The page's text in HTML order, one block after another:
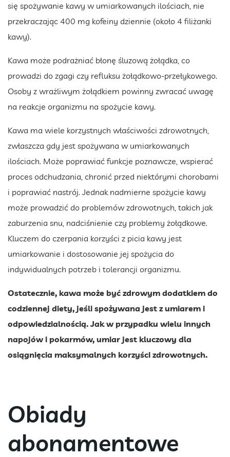
się spożywanie kawy w umiarkowanych ilościach, nie
przekraczając 400 mg kofeiny dziennie (około 4 filiżanki
kawy).
Kawa może podrażniać błonę śluzową żołądka, co
prowadzi do zgagi czy refluksu żołądkowo-przełykowego.
Osoby z wrażliwym żołądkiem powinny zwracać uwagę
na reakcje organizmu na spożycie kawy.
Kawa ma wiele korzystnych właściwości zdrowotnych,
zwłaszcza gdy jest spożywana w umiarkowanych
ilościach. Może poprawiać funkcje poznawcze, wspierać
proces odchudzania, chronić przed niektórymi chorobami
i poprawiać nastrój. Jednak nadmierne spożycie kawy
może prowadzić do problemów zdrowotnych, takich jak
zaburzenia snu, nadciśnienie czy problemy żołądkowe.
Kluczem do czerpania korzyści z picia kawy jest
umiarkowanie i dostosowanie jej spożycia do
indywidualnych potrzeb i tolerancji organizmu.
Ostatecznie, kawa może być zdrowym dodatkiem do
codziennej diety, jeśli spożywana jest z umiarem i
odpowiedzialnością. Jak w przypadku wielu innych
napojów i pokarmów, umiar jest kluczowy dla
osiągnięcia maksymalnych korzyści zdrowotnych.
Obiady
abonamentowe